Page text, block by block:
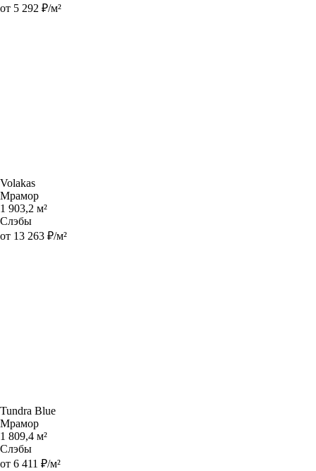
от 5 292 ₽/м²
Volakas
Мрамор
1 903,2 м²
Слэбы
от 13 263 ₽/м²
Tundra Blue
Мрамор
1 809,4 м²
Слэбы
от 6 411 ₽/м²